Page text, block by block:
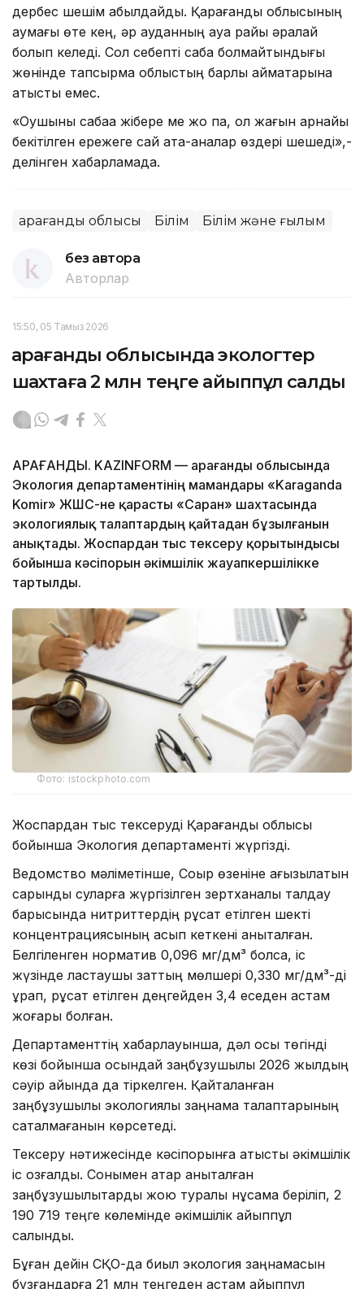
дербес шешім қабылдайды. Қарағанды облысының
аумағы өте кең, әр ауданның ауа райы әрқалай
болып келеді. Сол себепті сабақ болмайтындығы
жөнінде тапсырма облыстың барлық аймақтарына
қатысты емес.
«Оқушыны сабаққа жібере ме жоқ па, ол жағын арнайы
бекітілген ережеге сай ата-аналар өздері шешеді»,-
делінген хабарламада.
Қарағанды облысы Білім Білім және ғылым
без автора
Авторлар
15:50, 05 Тамыз 2026
Қарағанды облысында экологтер
шахтаға 2 млн теңге айыппұл салды
ҚАРАҒАНДЫ. KAZINFORM — Қарағанды облысында
Экология департаментінің мамандары «Karaganda
Komir» ЖШС-не қарасты «Саран» шахтасында
экологиялық талаптардың қайтадан бұзылғанын
анықтады. Жоспардан тыс тексеру қорытындысы
бойынша кәсіпорын әкімшілік жауапкершілікке
тартылды.
Фото: istockphoto.com
Жоспардан тыс тексеруді Қарағанды облысы
бойынша Экология департаменті жүргізді.
Ведомство мәліметінше, Соқыр өзеніне ағызылатын
сарқынды суларға жүргізілген зертханалық талдау
барысында нитриттердің рұқсат етілген шекті
концентрациясының асып кеткені анықталған.
Белгіленген норматив 0,096 мг/дм³ болса, іс
жүзінде ластаушы заттың мөлшері 0,330 мг/дм³-ді
құрап, рұқсат етілген деңгейден 3,4 еседен астам
жоғары болған.
Департаменттің хабарлауынша, дәл осы төгінді
көзі бойынша осындай заңбұзушылық 2026 жылдың
сәуір айында да тіркелген. Қайталанған
заңбұзушылық экологиялық заңнама талаптарының
сақталмағанын көрсетеді.
Тексеру нәтижесінде кәсіпорынға қатысты әкімшілік
іс қозғалды. Сонымен қатар анықталған
заңбұзушылықтарды жою туралы нұсқама беріліп, 2
190 719 теңге көлемінде әкімшілік айыппұл
салынды.
Бұған дейін СҚО-да биыл экология заңнамасын
бұзғандарға 21 млн теңгеден астам айыппұл